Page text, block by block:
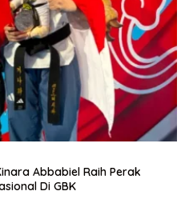
Abbabiel Raih Perak
Di GBK